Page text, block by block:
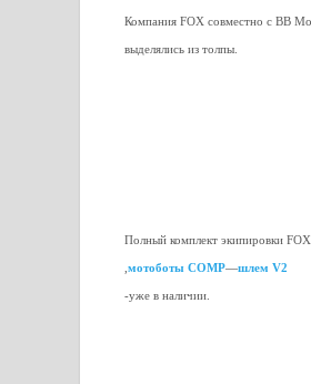
Компания FOX совместно с ВВ
выделялись из толпы.
Полный комплект экипировки
мотоботы COMP—шлем V2
-уже в наличии.